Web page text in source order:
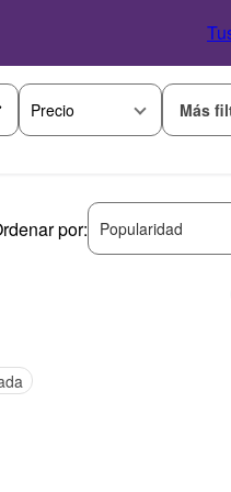
Precio Más
por: Popularidad